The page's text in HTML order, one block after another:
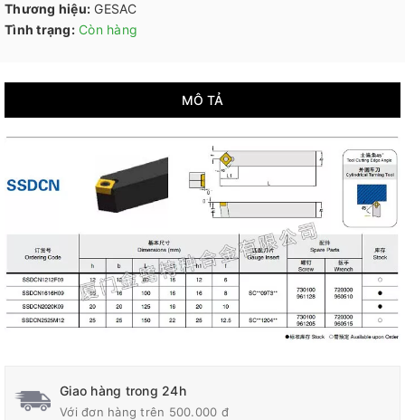
Thương hiệu: GESAC
Tình trạng: Còn hàng
MÔ TẢ
Giao hàng trong 24h
Với đơn hàng trên 500.000 đ